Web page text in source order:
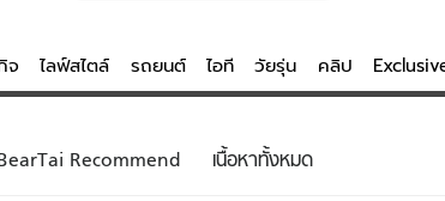
จ ไลฟ์สไตล์ รถยนต์ ไอที วัยรุ่น คลิป
ไลฟ์สไตล์
Recommend เนื้อหาทั้งหมด